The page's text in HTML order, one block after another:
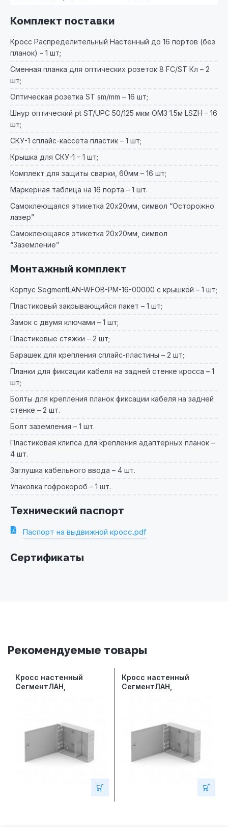
Комплект поставки
Кросс Распределительный Настенный до 16 портов (без
планок) – 1 шт;
Сменная планка для оптических розеток 8 FC/ST Кл – 2
шт;
Оптическая розетка ST sm/mm – 16 шт;
Шнур оптический pt ST/UPC 50/125 мкм OM3 1.5м LSZH – 16
шт;
СКУ-1 сплайс-кассета пластик – 1 шт;
Крышка для СКУ-1 – 1 шт;
Комплект для защиты сварки, 60мм – 16 шт;
Маркерная таблица на 16 порта – 1 шт.
Самоклеющаяся этикетка 20х20мм, символ “Осторожно
лазер”
Самоклеющаяся этикетка 20х20мм, символ
“Заземление”
Монтажный комплект
Корпус SegmentLAN-WFOB-PM-16-00000 с крышкой – 1 шт;
Пластиковый закрывающийся пакет – 1 шт;
Замок с двумя ключами – 1 шт;
Пластиковые стяжки – 2 шт;
Барашек для крепления сплайс-пластины – 2 шт;
Планки для фиксации кабеля на задней стенке кросса – 1
шт;
Болты для крепления планок фиксации кабеля на задней
стенке – 2 шт.
Болт заземления – 1 шт.
Пластиковая клипса для крепления адаптерных планок –
4 шт.
Заглушка кабельного ввода – 4 шт.
Упаковка гофрокороб – 1 шт.
Технический паспорт
Паспорт на выдвижной кросс.pdf
Сертификаты
Рекомендуемые товары
Кросс настенный
СегментЛАН,
Кросс настенный
СегментЛАН,